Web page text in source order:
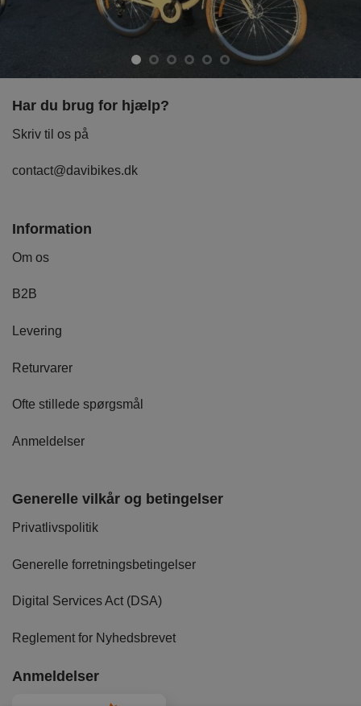
Har du brug for hjælp?
Skriv til os på
contact@davibikes.dk
Information
Om os
B2B
Levering
Returvarer
Ofte stillede spørgsmål
Anmeldelser
Generelle vilkår og betingelser
Privatlivspolitik
Generelle forretningsbetingelser
Digital Services Act (DSA)
Reglement for Nyhedsbrevet
Anmeldelser